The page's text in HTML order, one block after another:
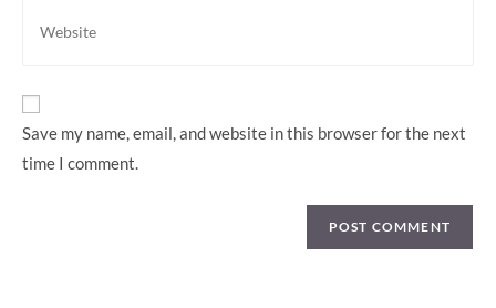
your
URL
Save my name, email, and website in this browser for the next
time I comment.